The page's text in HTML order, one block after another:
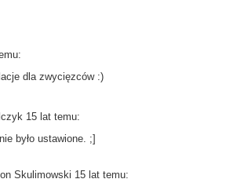
dla zwycięzców :)
15 lat temu:
było ustawione. ;]
Skulimowski 15 lat temu: